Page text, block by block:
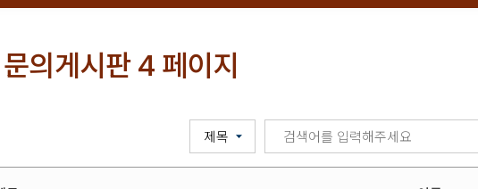
문의게시판 4 페이지